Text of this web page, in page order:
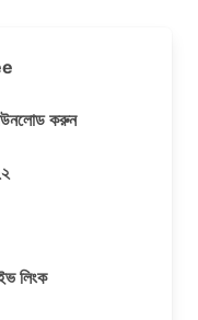
করুন
লিংক